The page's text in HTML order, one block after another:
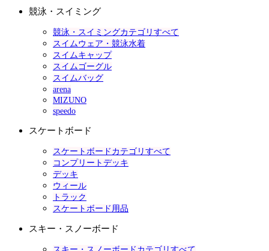
競泳・スイミング
競泳・スイミングカテゴリすべて
スイムウェア・競泳水着
スイムキャップ
スイムゴーグル
スイムバッグ
arena
MIZUNO
speedo
スケートボード
スケートボードカテゴリすべて
コンプリートデッキ
デッキ
ウィール
トラック
スケートボード用品
スキー・スノーボード